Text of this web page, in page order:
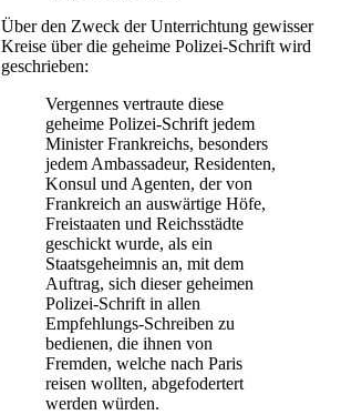
Über den Zweck der Unterrichtung gewisser
Kreise über die geheime Polizei-Schrift wird
geschrieben:
Vergennes vertraute diese
geheime Polizei-Schrift jedem
Minister Frankreichs, besonders
jedem Ambassadeur, Residenten,
Konsul und Agenten, der von
Frankreich an auswärtige Höfe,
Freistaaten und Reichsstädte
geschickt wurde, als ein
Staatsgeheimnis an, mit dem
Auftrag, sich dieser geheimen
Polizei-Schrift in allen
Empfehlungs-Schreiben zu
bedienen, die ihnen von
Fremden, welche nach Paris
reisen wollten, abgefodertert
werden würden.